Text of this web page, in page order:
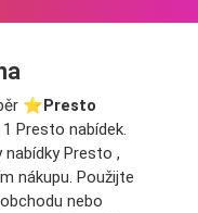
⭐️Presto
Presto nabídek.
Presto ,
nákupu. Použijte
nebo